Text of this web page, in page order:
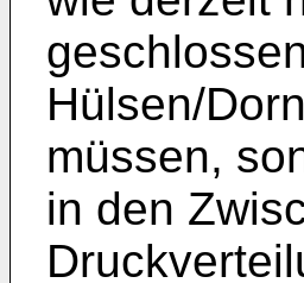
Hülsen/
müssen,
in den